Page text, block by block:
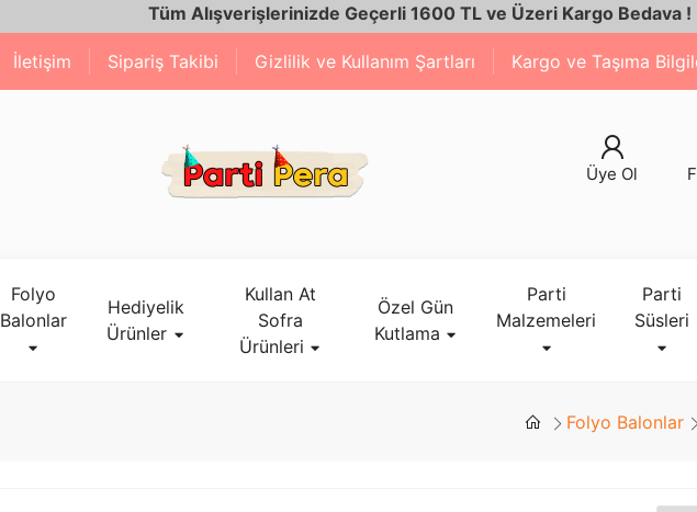
Tüm Alışverişlerinizde Geçerli 1600 TL ve Üzeri Kargo Bedava !
İletişim Sipariş Takibi Gizlilik ve Kullanım Şartları Kargo ve Taşıma
Üye Ol
Folyo
Balonlar
Hediyelik
Ürünler
Kullan At
Sofra
Ürünleri
Özel Gün
Kutlama
Parti
Malzemeleri
Parti
Süsleri
Folyo Balonlar